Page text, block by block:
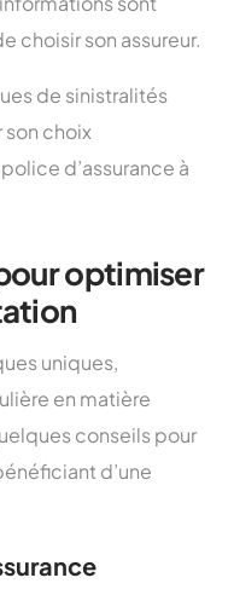
choisir son assureur.
de sinistralités
son choix
d’assurance à
optimiser
uniques,
en matière
conseils pour
d’une